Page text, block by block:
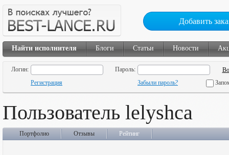
Добавить
Найти исполнителя Блоги Статьи Новости
Логин:
Пароль:
Регистрация
Забыли пароль?
Пользователь lelyshca
Портфолио Отзывы Рейтинг